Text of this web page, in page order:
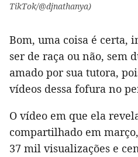
TikTok/@djnathanya)
Bom, uma coisa é certa,
ser de raça ou não, sem
amado por sua tutora,
vídeos dessa fofura no
O vídeo em que ela
compartilhado em
37 mil visualizações e